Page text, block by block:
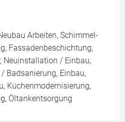
Arbeiten, Schimmel-
Fassadenbeschichtung,
Neuinstallation / Einbau,
Badsanierung, Einbau,
Küchenmodernisierung,
Öltankentsorgung